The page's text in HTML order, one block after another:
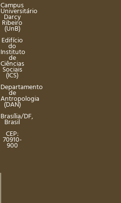
Campus
Universitário
Darcy
Ribeiro
(UnB)
Edifício
do
Instituto
de
Ciências
Sociais
(ICS)
Departamento
de
Antropologia
(DAN)
Brasília/DF,
Brasil
CEP:
70910-
900